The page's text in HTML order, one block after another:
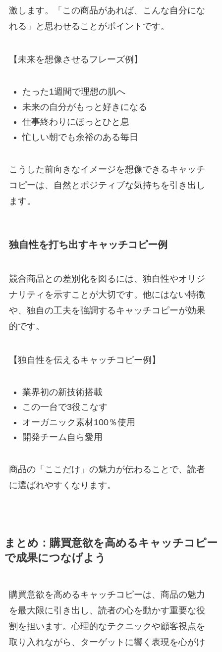
激します。「この商品があれば、こんな自分にな
れる」と思わせることがポイントです。
【未来を想像させるフレーズ例】
たった1週間で理想の肌へ
未来の自分がもっと好きになる
仕事終わりにほっとひと息
忙しい朝でも余裕のある毎日
こうした前向きなイメージを想像できるキャッチ
コピーは、自然とポジティブな気持ちを引き出し
ます。
独自性を打ち出すキャッチコピー例
競合商品との差別化を図るには、独自性やオリジ
ナリティを示すことが大切です。他にはない特徴
や、独自の工夫を強調するキャッチコピーが効果
的です。
【独自性を伝えるキャッチコピー例】
業界初の新技術搭載
この一台で3役こなす
オーガニック素材100％使用
開発チーム自ら愛用
商品の「ここだけ」の魅力が伝わることで、読者
に選ばれやすくなります。
まとめ：購買意欲を高めるキャッチコピー
で成果につなげよう
購買意欲を高めるキャッチコピーは、商品の魅力
を最大限に引き出し、読者の心を動かす重要な役
割を担います。心理的なテクニックや顧客視点を
取り入れながら、ターゲットに響く表現を心がけ